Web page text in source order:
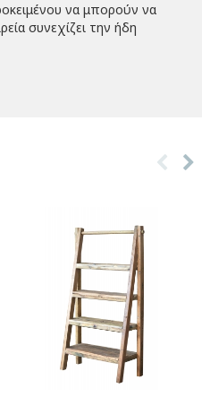
να μπορούν να
συνεχίζει την ήδη